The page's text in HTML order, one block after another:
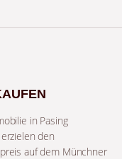
in Pasing
den
auf dem Münchner